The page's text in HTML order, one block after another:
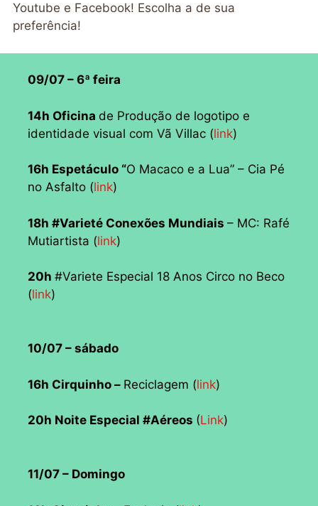
Youtube e Facebook! Escolha a de sua
preferência!
09/07 – 6ª feira
14h Oficina de Produção de logotipo e
identidade visual com Vã Villac (link)
16h Espetáculo “O Macaco e a Lua” – Cia Pé
no Asfalto (link)
18h #Varieté Conexões Mundiais – MC: Rafé
Mutiartista (link)
20h #Variete Especial 18 Anos Circo no Beco
(link)
10/07 – sábado
16h Cirquinho – Reciclagem (link)
20h Noite Especial #Aéreos (Link)
11/07 – Domingo